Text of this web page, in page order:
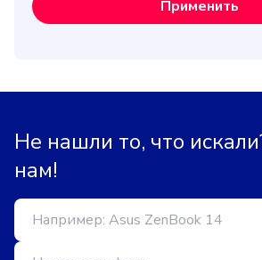
Применить
Не нашли то, что
нам!